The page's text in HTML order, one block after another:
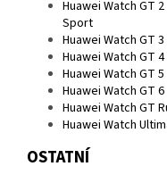
Huawei Watch GT
Sport
Huawei Watch GT
Huawei Watch GT 4
Huawei Watch GT 5
Huawei Watch GT
Huawei Watch GT
Huawei Watch
OSTATNÍ